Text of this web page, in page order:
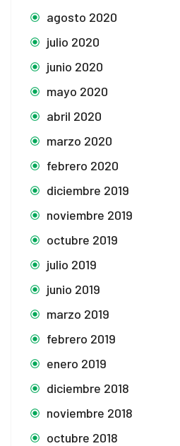
agosto 2020
julio 2020
junio 2020
mayo 2020
abril 2020
marzo 2020
febrero 2020
diciembre 2019
noviembre 2019
octubre 2019
julio 2019
junio 2019
marzo 2019
febrero 2019
enero 2019
diciembre 2018
noviembre 2018
octubre 2018